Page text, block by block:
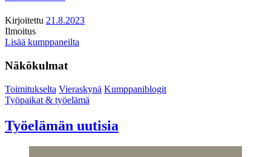
Kirjoitettu 21.8.2023
Ilmoitus
Lisää kumppaneilta
Näkökulmat
Toimitukselta Vieraskynä Kumppaniblogit
Työpaikat & työelämä
Työelämän uutisia